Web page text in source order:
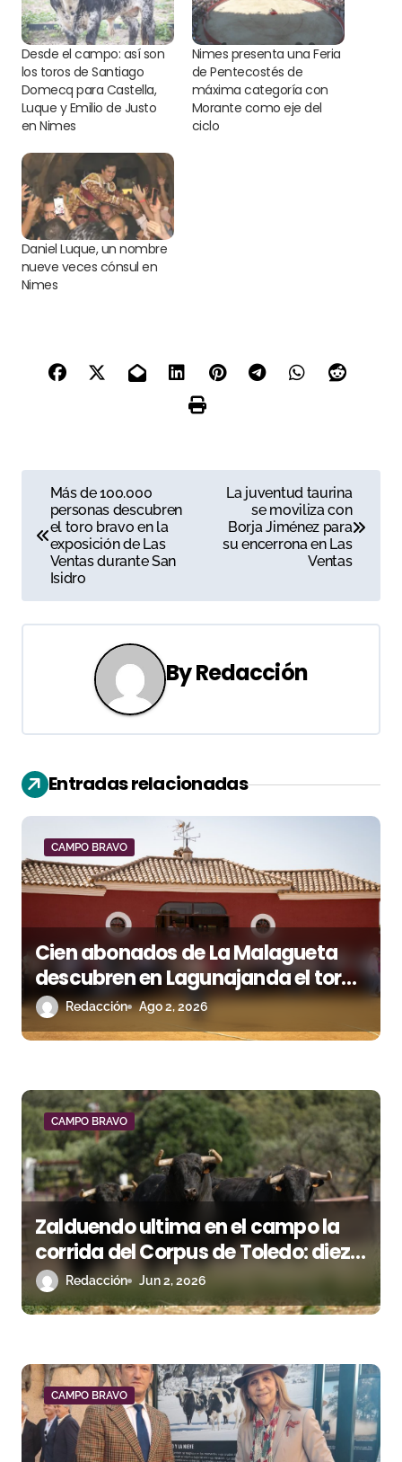
Desde el campo: así son
los toros de Santiago
Domecq para Castella,
Luque y Emilio de Justo
en Nimes
Nimes presenta una Feria
de Pentecostés de
máxima categoría con
Morante como eje del
ciclo
Daniel Luque, un nombre
nueve veces cónsul en
Nimes
a
e
g
i
ó
n
d
e
e
n
t
r
d
a
s
Más de 100.000
personas descubren
el toro bravo en la
exposición de Las
Ventas durante San
Isidro
La juventud taurina
se moviliza con
Borja Jiménez para
su encerrona en Las
Ventas
ByRedacción
Entradas relacionadas
CAMPO BRAVO
Cien abonados de La Malagueta
descubren en Lagunajanda el toro
que llegará a Málaga
Redacción Ago 2, 2026
CAMPO BRAVO
Zalduendo ultima en el campo la
corrida del Corpus de Toledo: diez
toros para una cita de máxima
categoría
Redacción Jun 2, 2026
CAMPO BRAVO